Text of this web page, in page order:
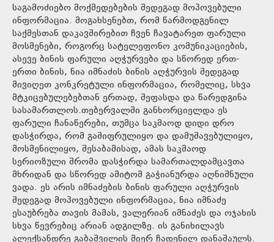
საგამოძიებო მოქმედებების შედეგად მოპოვებული
ინფორმაცია. მოგახსენებთ, რომ წარმოდგენილ
საქმესთან დაკავშირებით ჩვენ ჩავატარეთ ფარული
მოსმენები, როგორც სატელეფონო კომუნიკაციების,
ასევე ბინის ფარული აღჭურვები და სწორედ ერთ-
ერთი ბინის, ნია იმნაძის ბინის აღჭურვის შედეგად
მივიღეთ კონკრეტული ინფორმაცია, რომელიც, სხვა
მტკიცებულებებთან ერთად, შეფასდა და წარედგინა
სასამართლოს.თებერვალში განხორციელდა ეს
ფარული ჩანაწერები, თუმცა საკმაოდ დიდი დრო
დასჭირდა, რომ გაშიფრულიყო და დამუშავებულიყო,
მოსმენილიყო, შესაბამისად, ამას საკმაოდ
სერიოზული შრომა დასჭირდა სამართალდამცავთა
მხრიდან და სწორედ ამიტომ გაჭიანურდა აღნიშნული
ვადა. ეს არის იმნაძების ბინის ფარული აღჭურვის
შედეგად მოპოვებული ინფორმაცია, ნია იმნაძე
ესაუბრება თავის მამას, ვალერიან იმნაძეს და ოჯახის
სხვა წევრებიც არიან ადგილზე. ის განიხილავს
ალექსანდრე გაბაშვილის მიერ ჩადენილ დანაშაულს.